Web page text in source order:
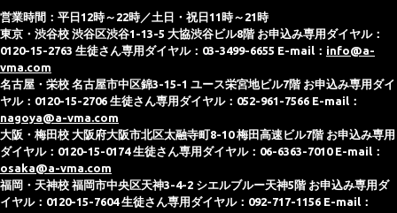
営業時間：平日12時～22時／土日・祝日11時～21時
東京・渋谷校 渋谷区渋谷1-13-5 大協渋谷ビル8階 お申込み専用ダイヤル：
0120-15-2763 生徒さん専用ダイヤル：03-3499-6655 E-mail： info@a-
vma.com
名古屋・栄校 名古屋市中区錦3-15-1 ユース栄宮地ビル7階 お申込み専用ダイ
ヤル：0120-15-2706 生徒さん専用ダイヤル：052-961-7566 E-mail：
nagoya@a-vma.com
大阪・梅田校 大阪府大阪市北区太融寺町8-10 梅田高速ビル7階 お申込み専用
ダイヤル：0120-15-0174 生徒さん専用ダイヤル：06-6363-7010 E-mail：
osaka@a-vma.com
福岡・天神校 福岡市中央区天神3-4-2 シエルブルー天神5階 お申込み専用ダ
イヤル：0120-15-7604 生徒さん専用ダイヤル：092-717-1156 E-mail：